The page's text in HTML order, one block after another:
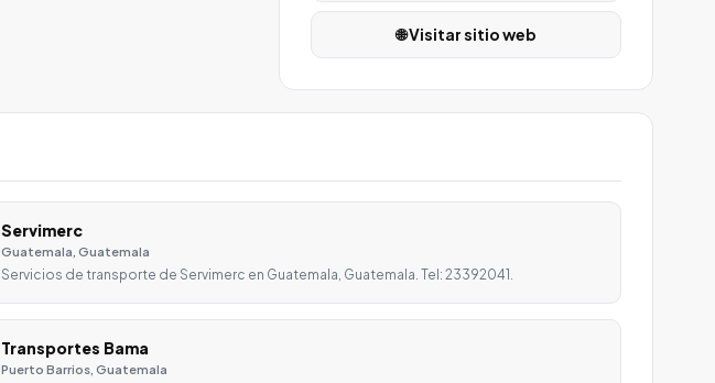
🌐 Visitar sitio web
Servimerc
Guatemala, Guatemala
Servicios de transporte de Servimerc en Guatemala, Guatemala. Tel: 23392041.
Transportes Bama
Puerto Barrios, Guatemala